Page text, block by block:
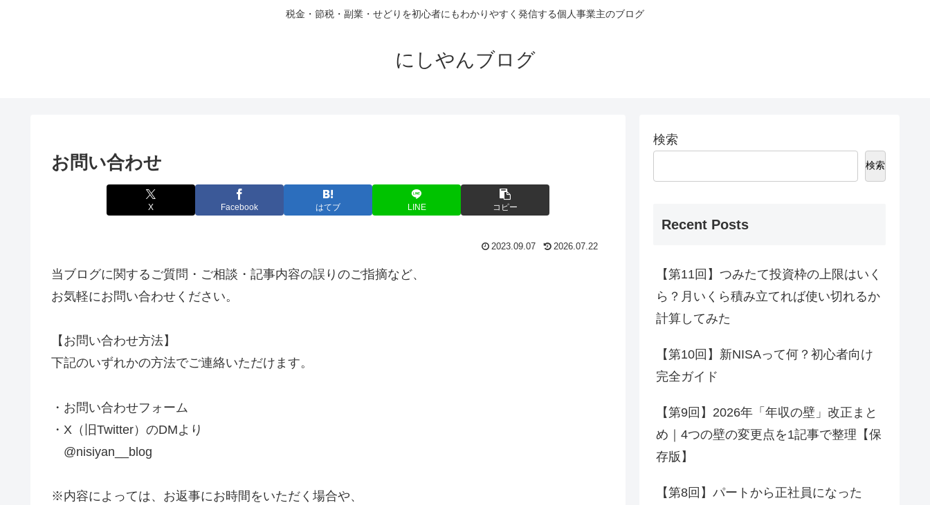
税金・節税・副業・せどりを初心者にもわかりやすく発信する個人事業主のブログ
にしやんブログ
お問い合わせ
X Facebook はてブ LINE コピー
2023.09.07 2026.07.22
当ブログに関するご質問・ご相談・記事内容の誤りのご指摘など、
お気軽にお問い合わせください。
【お問い合わせ方法】
下記のいずれかの方法でご連絡いただけます。
・お問い合わせフォーム
・X（旧Twitter）のDMより
@nisiyan__blog
※内容によっては、お返事にお時間をいただく場合や、
検索
検索
Recent Posts
【第11回】つみたて投資枠の上限はいく
ら？月いくら積み立てれば使い切れるか
計算してみた
【第10回】新NISAって何？初心者向け
完全ガイド
【第9回】2026年「年収の壁」改正まと
め｜4つの壁の変更点を1記事で整理【保
存版】
【第8回】パートから正社員になった